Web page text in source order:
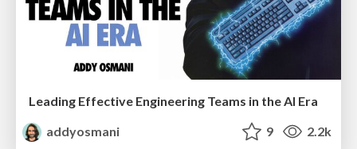
Leading Effective Engineering Teams in the AI Era
addyosmani
9 2.2k